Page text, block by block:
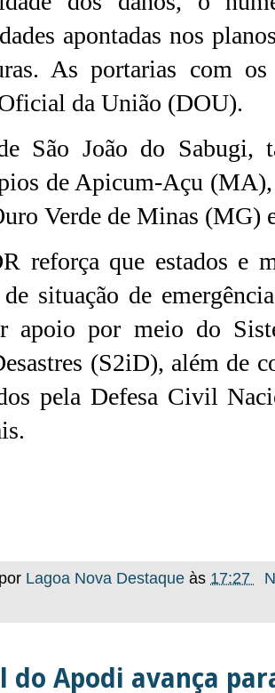
apontadas nos
As portarias com
da União (DOU).
São João do Sabugi,
de Apicum-Açu
Verde de Minas (MG)
reforça que estados e
situação de
apoio por meio do
(S2iD), além de
pela Defesa Civil
Lagoa Nova Destaque às 17:27
do Apodi avança